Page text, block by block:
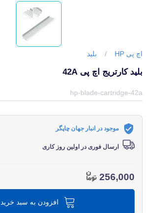
اچ پی HP / بلید
بلید کارتریج اچ پی 42A
hp-blade-cartridge-42a
موجود در انبار جهان چاپگر
ارسال فوری در اولین روز کاری
256,000
افزودن به سبد خرید